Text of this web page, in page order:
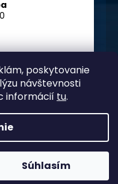
poskytovanie
návštevnosti
informácií tu.
Súhlasím
Premium